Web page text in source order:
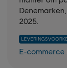
2025.
E-